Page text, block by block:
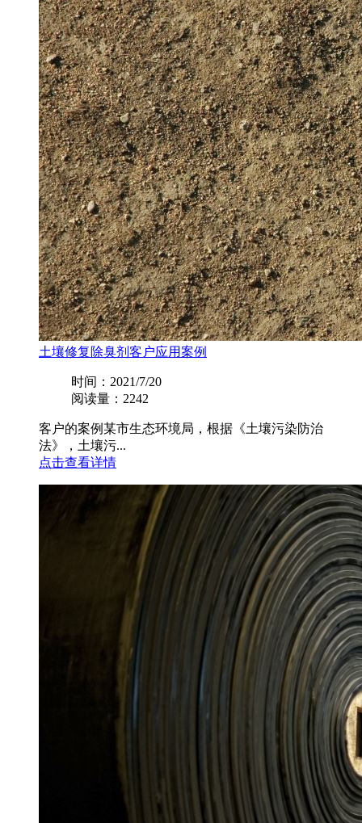
土壤修复除臭剂客户应用案例
时间：2021/7/20
阅读量：2242
客户的案例某市生态环境局，根据《土壤污染防治
法》，土壤污...
点击查看详情